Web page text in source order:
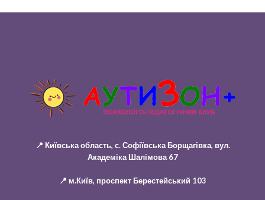
📍 Київська область, с. Софіївська Борщагівка, вул.
Академіка Шалімова 67
📍 м.Київ, проспект Берестейський 103